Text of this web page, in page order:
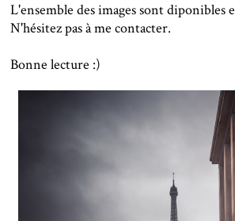
L'ensemble des images sont diponibles
N'hésitez pas à me contacter.
Bonne lecture :)